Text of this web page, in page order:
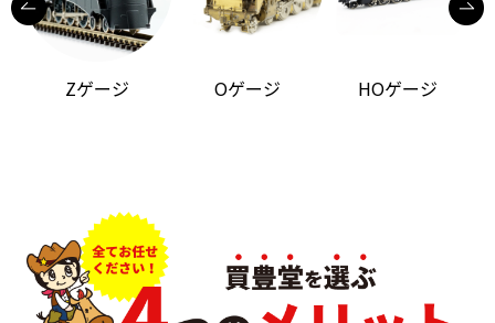
Zゲージ Oゲージ HOゲージ